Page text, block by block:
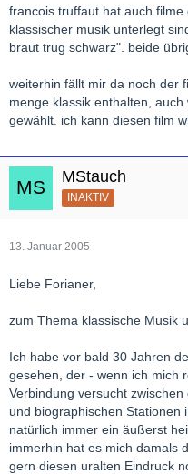
francois truffaut hat auch
klassischer musik unterlegt
braut trug schwarz". beide
weiterhin fällt mir da noch der
menge klassik enthalten,
gewählt. ich kann diesen film
MStauch
INAKTIV
13. Januar 2005
Liebe Forianer,
zum Thema klassische Musik
Ich habe vor bald 30 Jahren
gesehen, der - wenn ich mich
Verbindung versucht
und biographischen Stationen
natürlich immer ein äußerst
immerhin hat es mich damals
gern diesen uralten Eindruck